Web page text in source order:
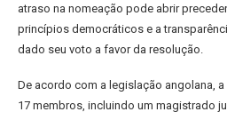
atraso na nomeação pode abrir
princípios democráticos e a
dado seu voto a favor da resolução.
De acordo com a legislação angolana,
17 membros, incluindo um magistrado